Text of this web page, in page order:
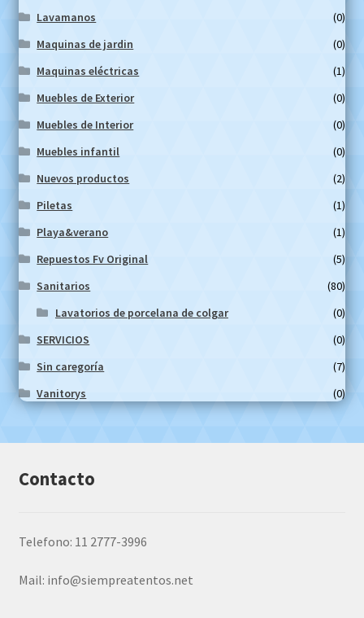
Lavamanos
(0)
Maquinas de jardin
(0)
Maquinas eléctricas
(1)
Muebles de Exterior
(0)
Muebles de Interior
(0)
Muebles infantil
(0)
Nuevos productos
(2)
Piletas
(1)
Playa&verano
(1)
Repuestos Fv Original
(5)
Sanitarios
(80)
Lavatorios de porcelana de colgar
(0)
SERVICIOS
(0)
Sin caregoría
(7)
Vanitorys
(0)
Contacto
Telefono: 11 2777-3996
Mail: info@siempreatentos.net